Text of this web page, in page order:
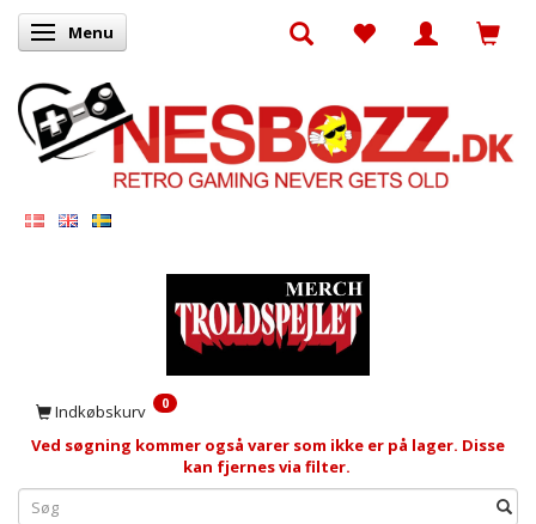
Skifte navigation
Menu
Indkøbskurv 0
Ved søgning kommer også varer som ikke er på lager. Disse
kan fjernes via filter.